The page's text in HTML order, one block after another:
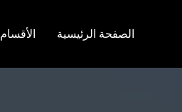
الصفحة الرئيسية الأقسام